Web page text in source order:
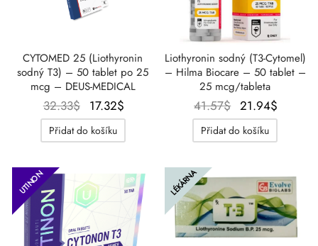
CYTOMED 25 (Liothyronin
sodný T3) – 50 tablet po 25
mcg – DEUS-MEDICAL
32.33$ Původní
cena
byla:
17.32$
Přidat do košíku
Liothyronin sodný (T3-Cytomel)
– Hilma Biocare – 50 tablet –
25 mcg/tableta
41.57$ Původní
cena
byla:
21.94$
Přidat do košíku
UTINON LÉKÁRNA
🇪🇺
/ PHARMACOM INT. 🌍
(Stanozolol) Perorální